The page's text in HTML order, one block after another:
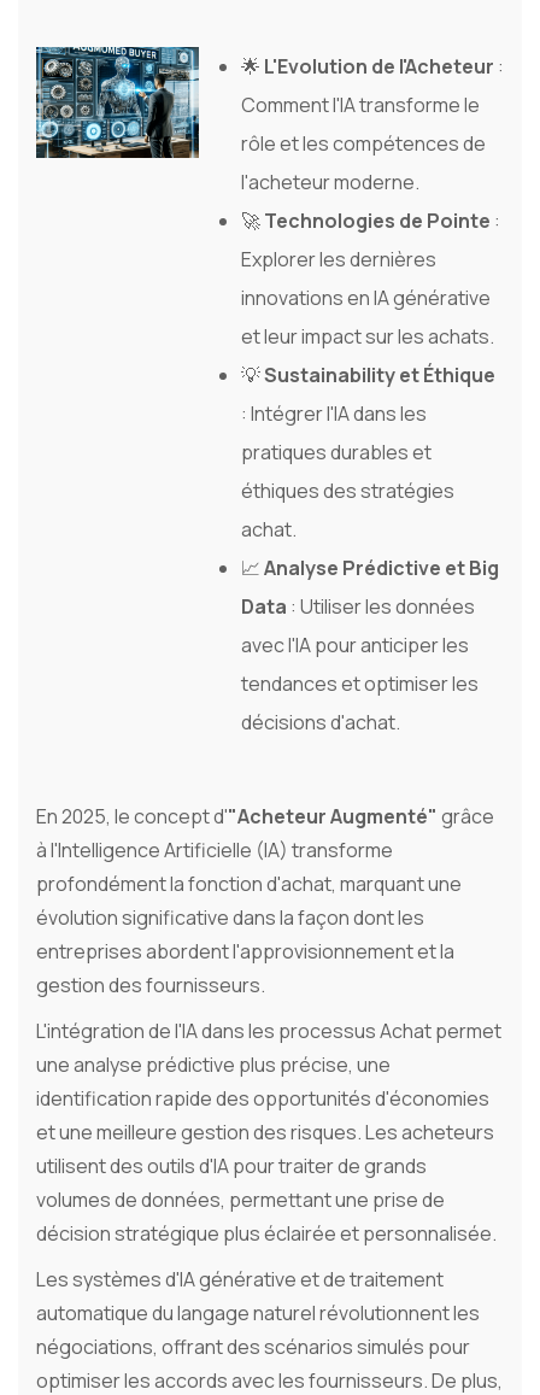
🌟 L'Evolution de l'Acheteur :
Comment l'IA transforme le
rôle et les compétences de
l'acheteur moderne.
🚀Technologies de Pointe :
Explorer les dernières
innovations en IA générative
et leur impact sur les achats.
💡Sustainability et Éthique
: Intégrer l'IA dans les
pratiques durables et
éthiques des stratégies
achat.
📈Analyse Prédictive et Big
Data : Utiliser les données
avec l'IA pour anticiper les
tendances et optimiser les
décisions d'achat.
En 2025, le concept d'"Acheteur Augmenté" grâce
à l'Intelligence Artificielle (IA) transforme
profondément la fonction d'achat, marquant une
évolution significative dans la façon dont les
entreprises abordent l'approvisionnement et la
gestion des fournisseurs.
L'intégration de l'IA dans les processus Achat permet
une analyse prédictive plus précise, une
identification rapide des opportunités d'économies
et une meilleure gestion des risques. Les acheteurs
utilisent des outils d'IA pour traiter de grands
volumes de données, permettant une prise de
décision stratégique plus éclairée et personnalisée.
Les systèmes d'IA générative et de traitement
automatique du langage naturel révolutionnent les
négociations, offrant des scénarios simulés pour
optimiser les accords avec les fournisseurs. De plus,